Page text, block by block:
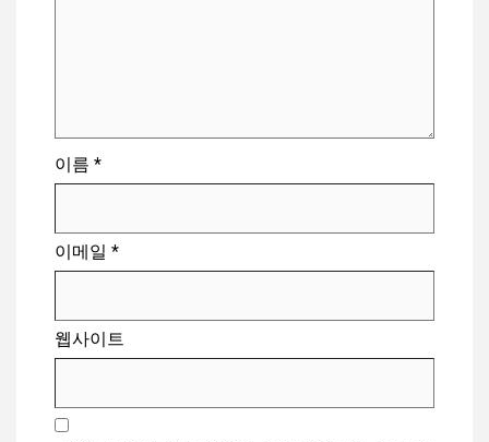
이름 *
이메일 *
웹사이트